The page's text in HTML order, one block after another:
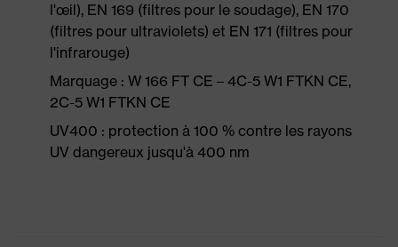
l'œil), EN 169 (filtres pour le soudage), EN 170
(filtres pour ultraviolets) et EN 171 (filtres pour
l'infrarouge)
Marquage : W 166 FT CE – 4C-5 W1 FTKN CE,
2C-5 W1 FTKN CE
UV400 : protection à 100 % contre les rayons
UV dangereux jusqu'à 400 nm